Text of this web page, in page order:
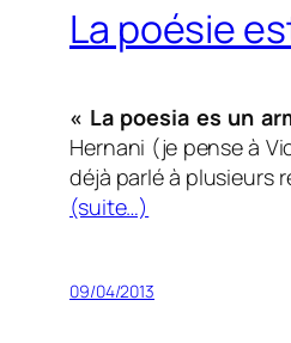
La poésie
« La poesia es un
Hernani (je pense à
déjà parlé à plusieurs
(suite…)
09/04/2013